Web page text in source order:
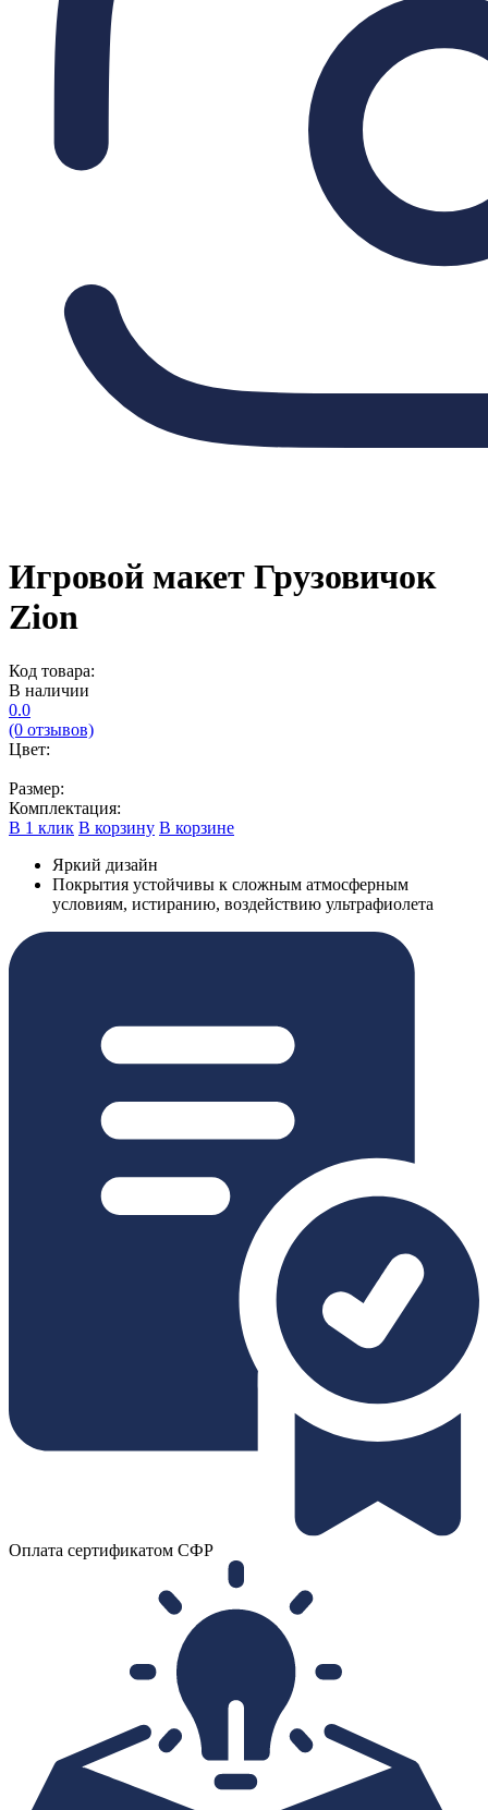
Игровой макет Грузовичок
Zion
Код товара:
В наличии
0.0
(0 отзывов)
Цвет:
Размер:
Комплектация:
В 1 клик В корзину В корзине
Яркий дизайн
Покрытия устойчивы к сложным атмосферным
условиям, истиранию, воздействию ультрафиолета
Оплата сертификатом СФР